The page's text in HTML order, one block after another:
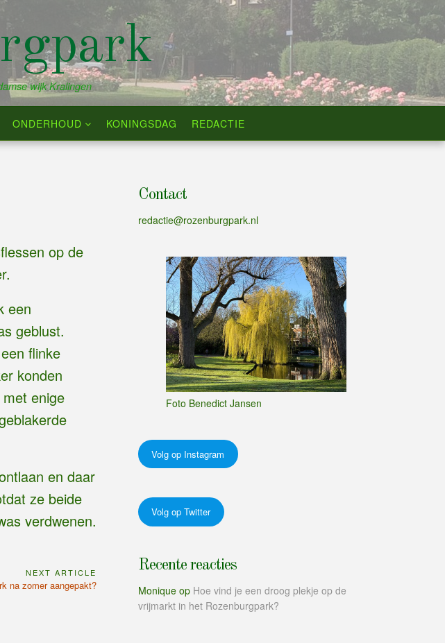
wijk Kralingen
ONDERHOUD KONINGSDAG REDACTIE
op de
een
geblust.
flinke
konden
enige
en daar
ze beide
verdwenen.
NEXT ARTICLE
na zomer aangepakt?
Contact
redactie@rozenburgpark.nl
Foto Benedict Jansen
Volg op Instagram
Volg op Twitter
Recente reacties
Monique op Hoe vind je een droog plekje op de
vrijmarkt in het Rozenburgpark?